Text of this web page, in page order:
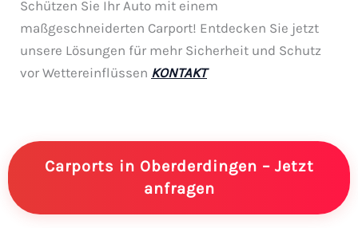
Schützen Sie Ihr Auto mit einem
maßgeschneiderten Carport! Entdecken Sie jetzt
unsere Lösungen für mehr Sicherheit und Schutz
vor Wettereinflüssen KONTAKT
Carports in Oberderdingen – Jetzt
anfragen